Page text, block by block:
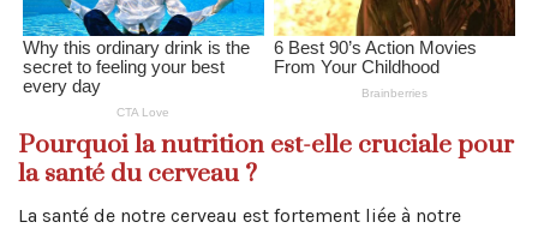
Pourquoi la nutrition est-elle cruciale pour
la santé du cerveau ?
La santé de notre cerveau est fortement liée à notre